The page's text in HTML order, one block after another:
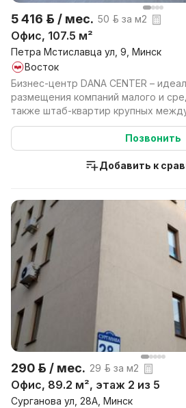
5 416 р. / мес. 50 р. за м2
Офис, 107.5 м²
Петра Мстиславца ул, 9, Минск
Восток
Бизнес-центр DANA CENTER –
размещения компаний малого и
также штаб-квартир крупных
компаний. DAN...
Позвонить
Добавить к
290 р. / мес. 29 р. за м2
Офис, 89.2 м², этаж 2 из 5
Сурганова ул, 28А, Минск